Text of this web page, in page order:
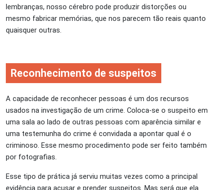
lembranças, nosso cérebro pode produzir distorções ou
mesmo fabricar memórias, que nos parecem tão reais quanto
quaisquer outras.
Reconhecimento de suspeitos
A capacidade de reconhecer pessoas é um dos recursos
usados na investigação de um crime. Coloca-se o suspeito em
uma sala ao lado de outras pessoas com aparência similar e
uma testemunha do crime é convidada a apontar qual é o
criminoso. Esse mesmo procedimento pode ser feito também
por fotografias.
Esse tipo de prática já serviu muitas vezes como a principal
evidência para acusar e prender suspeitos. Mas será que ela